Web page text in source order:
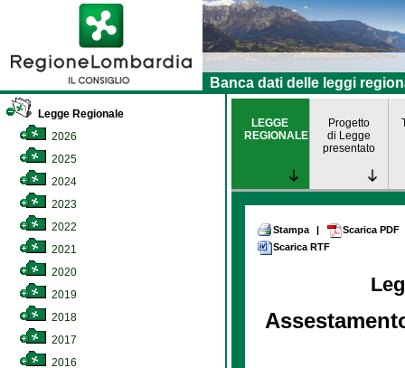
Banca dati delle leggi
Legge Regionale
2026
2025
2024
2023
2022
2021
2020
2019
2018
2017
2016
LEGGE
REGIONALE
Progetto
di Legge
presentato
Stampa |
Scarica PDF
Scarica RTF